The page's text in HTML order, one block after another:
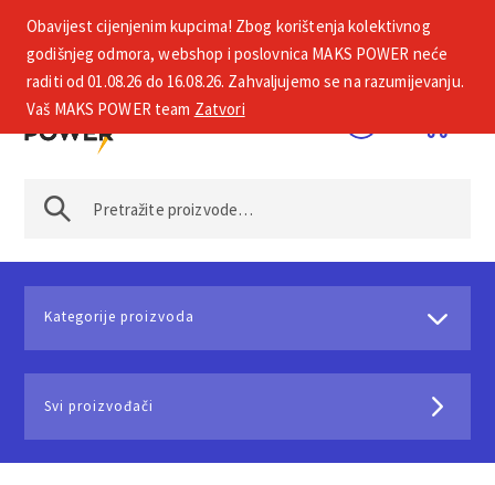
+385 1 2002 575
Kategorije proizvoda
Svi proizvođači
Obavijest cijenjenim kupcima! Zbog korištenja kolektivnog
godišnjeg odmora, webshop i poslovnica MAKS POWER neće
raditi od 01.08.26 do 16.08.26. Zahvaljujemo se na razumijevanju.
Vaš MAKS POWER team Zatvori